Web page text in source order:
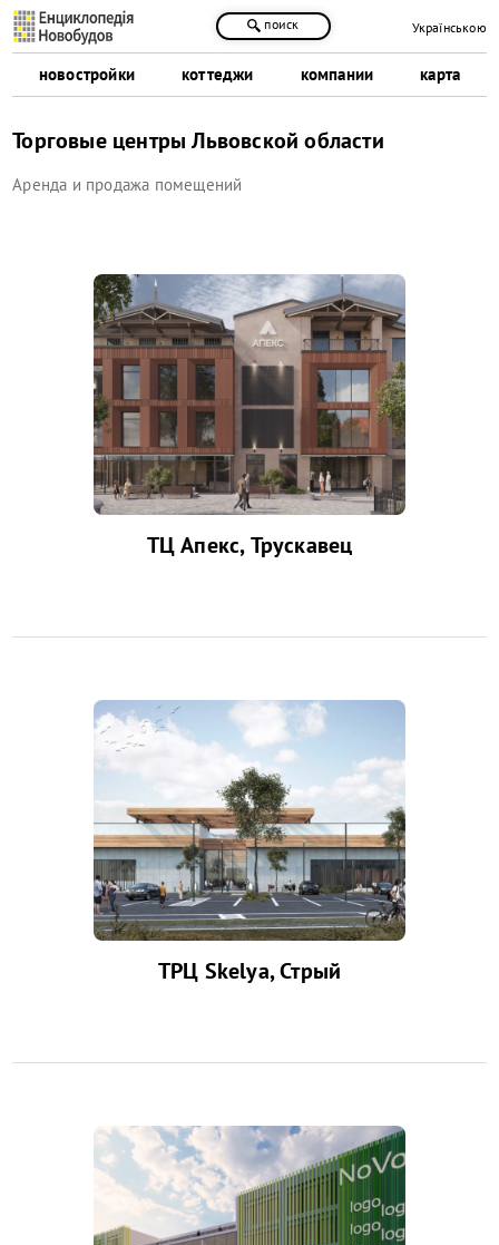
новостройки коттеджи компании карта
поиск Українською
Торговые центры Львовской области
Аренда и продажа помещений
ТЦ Апекс, Трускавец
ТРЦ Skelya, Стрый